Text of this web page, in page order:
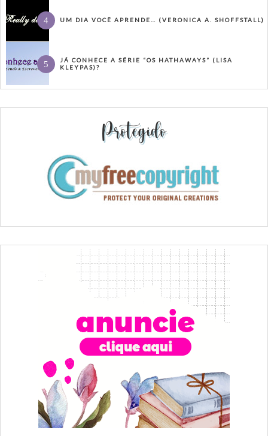
UM DIA VOCÊ APRENDE… (VERONICA A. SHOFFSTALL)
JÁ CONHECE A SÉRIE “OS HATHAWAYS” (LISA
KLEYPAS)?
Protegido